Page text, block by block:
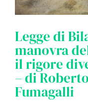
Legge di
manovra
il rigore
– di
Fumagalli